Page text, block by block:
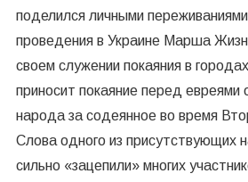
поделился личными
проведения в Украине Марша
своем служении покаяния в
приносит покаяние перед евреями
народа за содеянное во время
Слова одного из присутствующих
сильно «зацепили» многих